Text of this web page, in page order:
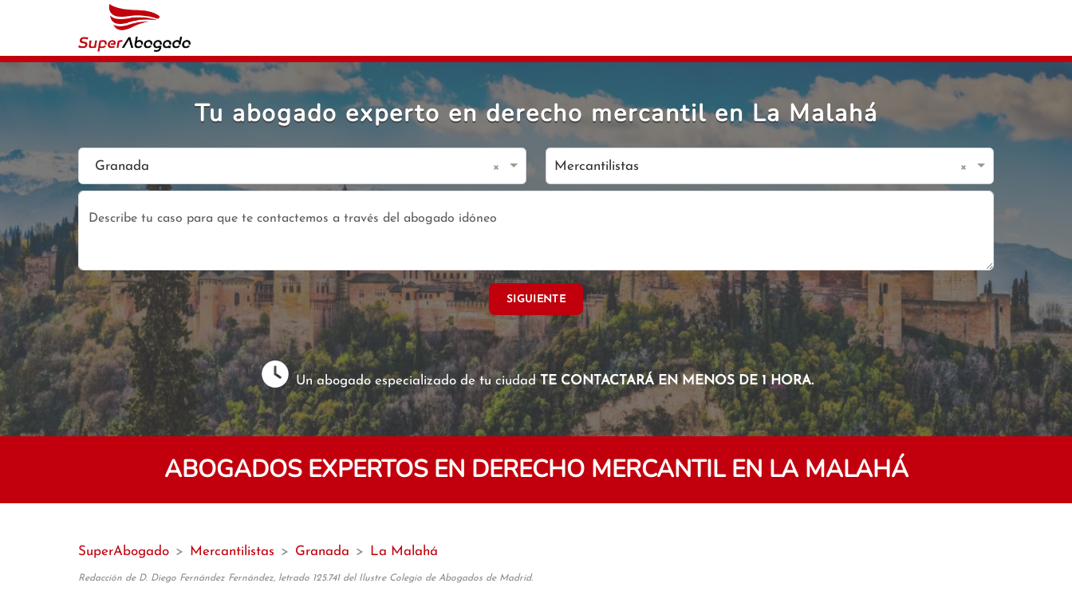
Tu abogado experto en derecho mercantil en La Malahá
Granada × Mercantilistas ×
SIGUIENTE
Un abogado especializado de tu ciudadTE CONTACTARÁ EN MENOS DE 1 HORA.
ABOGADOS EXPERTOS EN DERECHO MERCANTIL EN LA MALAHÁ
SuperAbogado > Mercantilistas > Granada > La Malahá
Redacción de D. Diego Fernández Fernández, letrado 125.741 del Ilustre Colegio de Abogados de Madrid.